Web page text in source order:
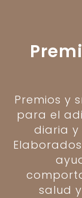
Premios y
para el
diaria y
salud